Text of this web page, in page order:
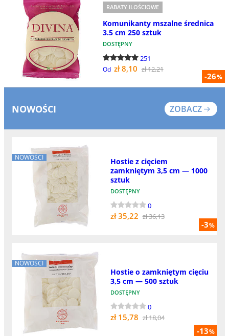
-26%
RABATY ILOŚCIOWE
Komunikanty mszalne średnica
3.5 cm 250 sztuk
DOSTĘPNY
251
Od zł 8,10 zł 12,21
NOWOŚCI ZOBACZ
NOWOŚCI
-3%
Hostie z cięciem
zamkniętym 3,5 cm — 1000
sztuk
DOSTĘPNY
0
zł 35,22 zł 36,13
NOWOŚCI
-13%
Hostie o zamkniętym cięciu
3,5 cm — 500 sztuk
DOSTĘPNY
0
zł 15,78 zł 18,04